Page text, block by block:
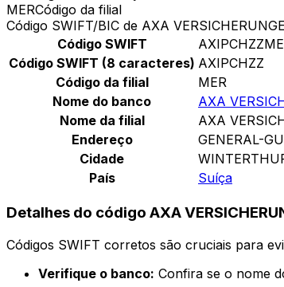
MERCódigo da filial
Código SWIFT/BIC de AXA
Código SWIFT
Código SWIFT (8 caracteres) AXIPCHZZ
Código da filial
MER
Nome do banco
AXA
Nome da filial
AXA
Endereço
GENERAL-
Cidade
País
Suíça
Detalhes do código AXA
Códigos SWIFT corretos são cruciais para
Verifique o banco: Confira se o nome